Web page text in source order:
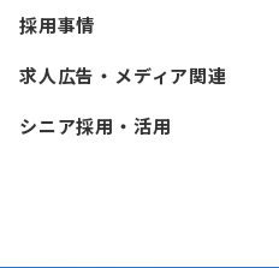
採用事情
求人広告・メディア関連
シニア採用・活用